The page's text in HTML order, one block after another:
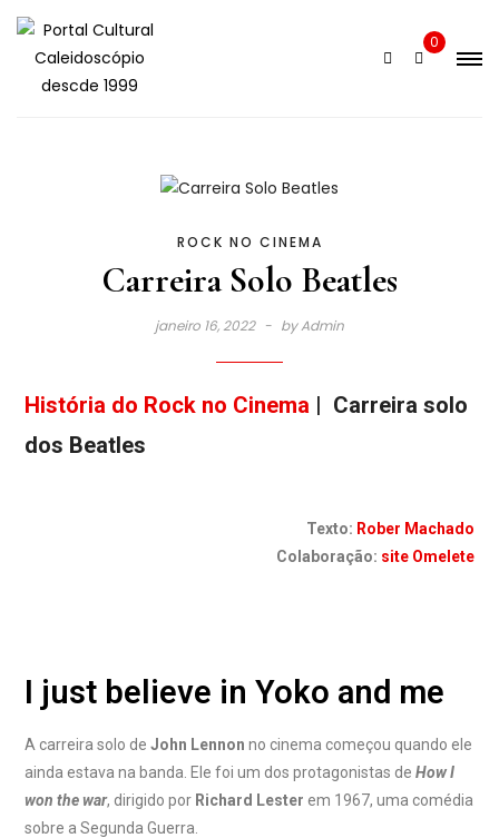
0
ROCK NO CINEMA
Carreira Solo Beatles
janeiro 16, 2022 byAdmin
História do Rock no Cinema | Carreira solo
dos Beatles
Texto: Rober Machado
Colaboração: site Omelete
I just believe in Yoko and me
A carreira solo de John Lennon no cinema começou quando ele
ainda estava na banda. Ele foi um dos protagonistas de How I
won the war, dirigido por Richard Lester em 1967, uma comédia
sobre a Segunda Guerra.